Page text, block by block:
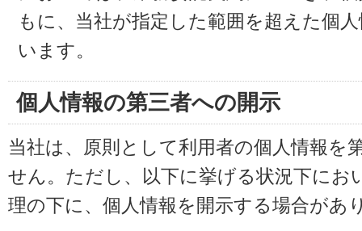
もに、当社が指定した範囲を超えた個
います。
個人情報の第三者への開示
当社は、原則として利用者の個人情報を
せん。ただし、以下に挙げる状況下にお
理の下に、個人情報を開示する場合があ